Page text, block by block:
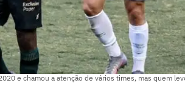
e chamou a atenção de vários times, mas quem